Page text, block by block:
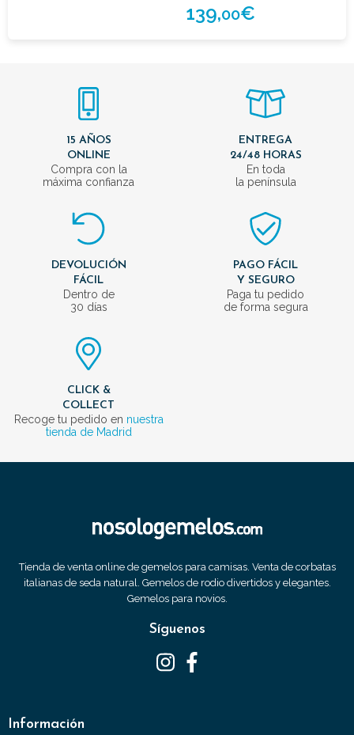
139,00€
15 AÑOS
ONLINE
Compra con la
máxima confianza
ENTREGA
24/48 HORAS
En toda
la península
DEVOLUCIÓN
FÁCIL
Dentro de
30 días
PAGO FÁCIL
Y SEGURO
Paga tu pedido
de forma segura
CLICK &
COLLECT
Recoge tu pedido en nuestra
tienda de Madrid
Tienda de venta online de gemelos para camisas. Venta de corbatas
italianas de seda natural. Gemelos de rodio divertidos y elegantes.
Gemelos para novios.
Síguenos
Información